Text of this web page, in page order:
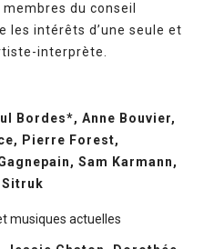
du conseil
les intérêts d’une seule et
interprète.
Bordes*, Anne Bouvier,
Pierre Forest,
Sam Karmann,
musiques actuelles